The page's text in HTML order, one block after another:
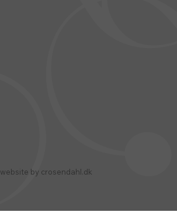
website by crosendahl.dk